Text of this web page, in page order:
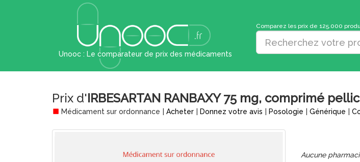
Unooc : Le comparateur de prix des médicaments
Comparez les prix de 125.000
Prix d'IRBESARTAN RANBAXY 75 mg, comprimé
Médicament sur ordonnance Acheter Donnez votre avis Posologie Générique
Aucune